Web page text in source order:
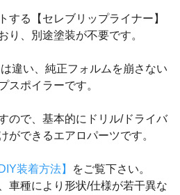
する【セレブリップライナー】
り、別途塗装が不要です。
違い、純正フォルムを崩さない
スポイラーです。
ので、基本的にドリル/ドライバ
ができるエアロパーツです。
DIY装着方法】
をご覧下さい。
車種により形状/仕様が若干異な